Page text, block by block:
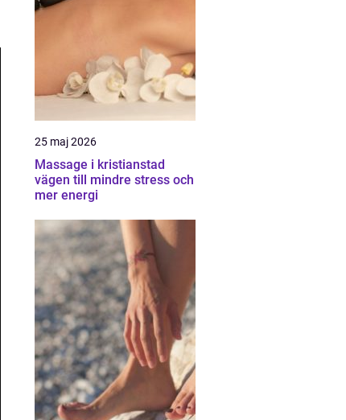
25 maj 2026
Massage i kristianstad
vägen till mindre stress och
mer energi